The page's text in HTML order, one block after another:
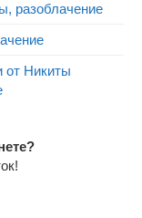
разоблачение
от Никиты